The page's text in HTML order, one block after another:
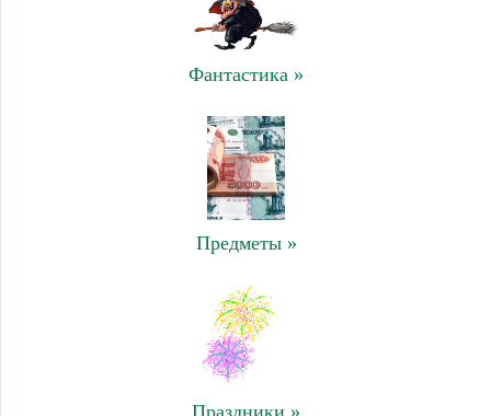
Фантастика »
Предметы »
Праздники »